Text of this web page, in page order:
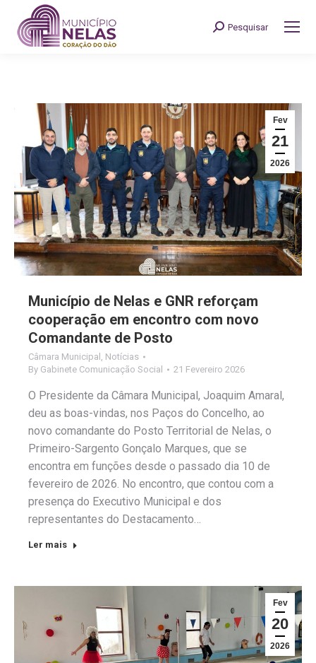
Search:
Pesquisar
Fev
21
2026
Município de Nelas e GNR reforçam
cooperação em encontro com novo
Comandante de Posto
Câmara Municipal , Notícias
By Gabinete Comunicação Social 21 Fevereiro 2026
O Presidente da Câmara Municipal, Joaquim Amaral,
deu as boas-vindas, nos Paços do Concelho, ao
novo comandante do Posto Territorial de Nelas, o
Primeiro-Sargento Gonçalo Marques, que se
encontra em funções desde o passado dia 10 de
fevereiro de 2026. No encontro, que contou com a
presença do Executivo Municipal e dos
representantes do Destacamento…
Ler mais
Fev
20
2026